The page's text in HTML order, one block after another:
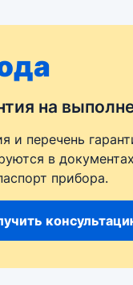
на
и перечень
в
прибора.